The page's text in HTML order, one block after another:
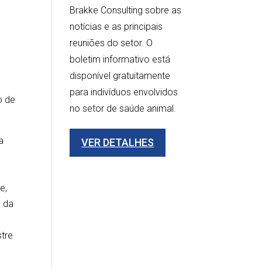
de
da
Brakke Consulting sobre as
notícias e as principais
reuniões do setor. O
boletim informativo está
disponível gratuitamente
para indivíduos envolvidos
no setor de saúde animal.
VER DETALHES